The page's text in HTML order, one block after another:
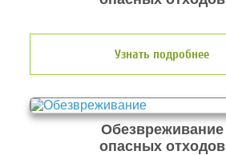
Узнать подробнее
Обезвреживание
опасных отходов